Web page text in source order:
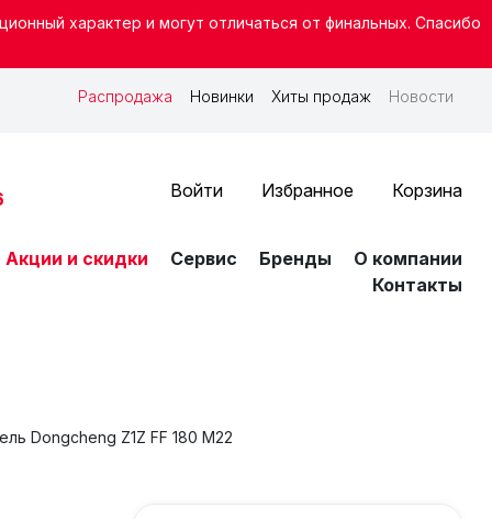
характер и могут отличаться от финальных. Спасибо
ПРАВОЕ МЕНЮ
Распродажа Новинки Хиты продаж Новости
Войти Избранное Корзина
НАВИГАЦИЯ
Акции и скидки Сервис Бренды
О компании
Контакты
Dongcheng Z1Z FF 180 М22